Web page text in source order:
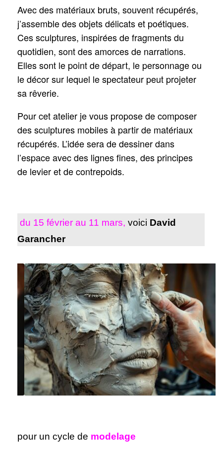
Avec des matériaux bruts, souvent récupérés,
j’assemble des objets délicats et poétiques.
Ces sculptures, inspirées de fragments du
quotidien, sont des amorces de narrations.
Elles sont le point de départ, le personnage ou
le décor sur lequel le spectateur peut projeter
sa rêverie.
Pour cet atelier je vous propose de composer
des sculptures mobiles à partir de matériaux
récupérés. L’idée sera de dessiner dans
l’espace avec des lignes fines, des principes
de levier et de contrepoids.
du 15 février au 11 mars, voici David
Garancher
pour un cycle de modelage